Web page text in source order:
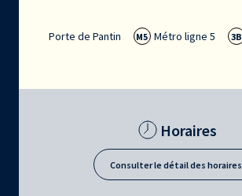
Porte de Pantin M5 Métro ligne 5 3B
Horaires
Consulter le détail des horaires